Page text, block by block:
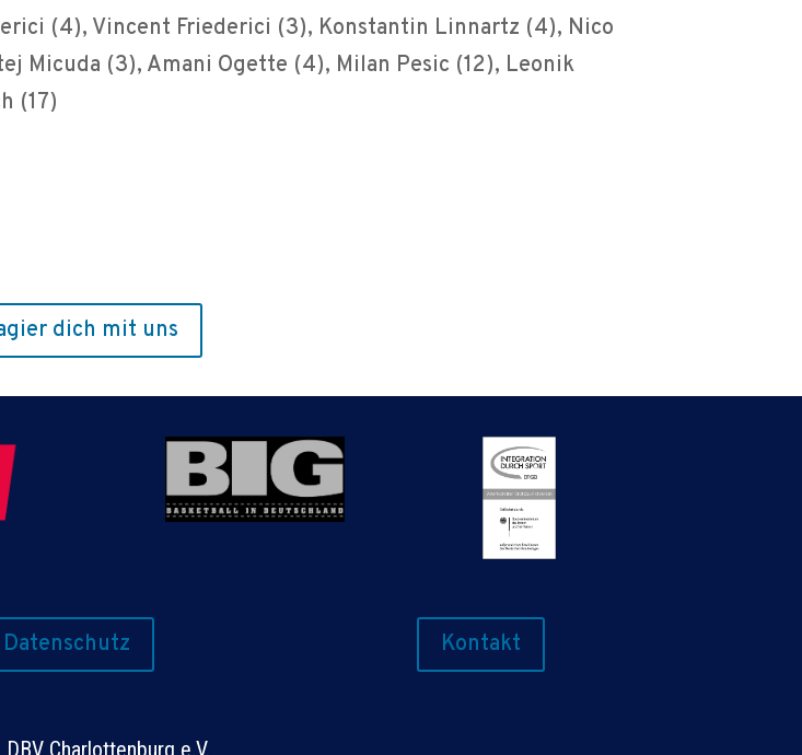
(4), Vincent Friederici (3), Konstantin Linnartz (4), Nico
Micuda (3), Amani Ogette (4), Milan Pesic (12), Leonik
(17)
dich mit uns
Datenschutz Kontakt
Charlottenburg e.V.